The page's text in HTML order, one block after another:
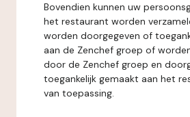
Bovendien kunnen uw
het restaurant worden
worden doorgegeven of
aan de Zenchef groep of
door de Zenchef groep en
toegankelijk gemaakt aan het
van toepassing.